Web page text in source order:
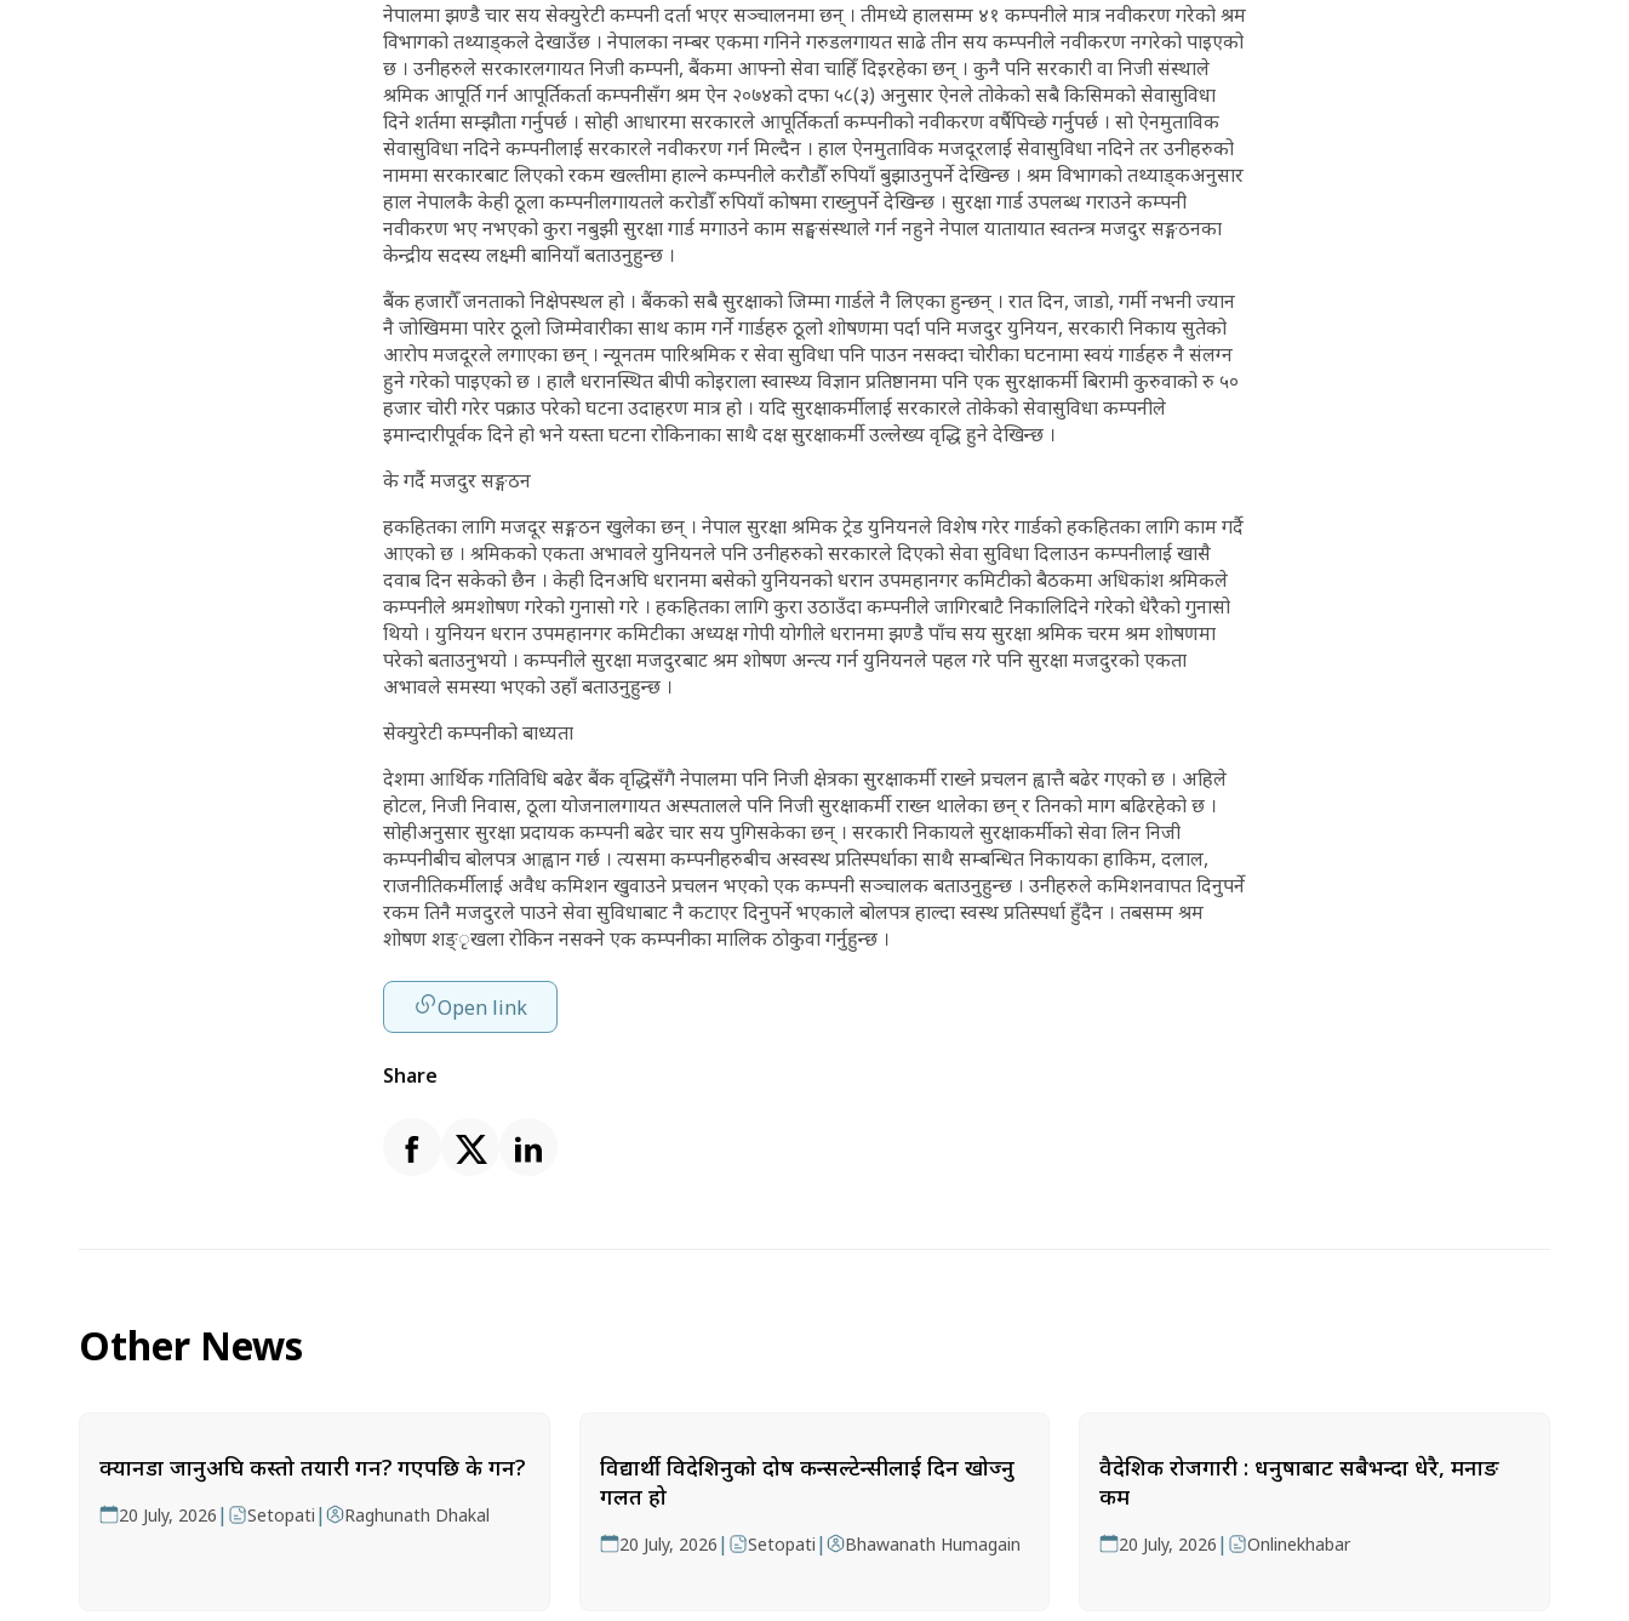
नेपालमा झण्डै चार सय सेक्युरेटी कम्पनी दर्ता भएर सञ्चालनमा छन् । तीमध्ये हालसम्म ४१ कम्पनीले मात्र नवीकरण गरेको श्रम
विभागको तथ्याड्कले देखाउँछ । नेपालका नम्बर एकमा गनिने गरुडलगायत साढे तीन सय कम्पनीले नवीकरण नगरेको पाइएको
छ । उनीहरुले सरकारलगायत निजी कम्पनी, बैंकमा आफ्नो सेवा चाहिँ दिइरहेका छन् । कुनै पनि सरकारी वा निजी संस्थाले
श्रमिक आपूर्ति गर्न आपूर्तिकर्ता कम्पनीसँग श्रम ऐन २०७४को दफा ५८(३) अनुसार ऐनले तोकेको सबै किसिमको सेवासुविधा
दिने शर्तमा सम्झौता गर्नुपर्छ । सोही आधारमा सरकारले आपूर्तिकर्ता कम्पनीको नवीकरण वर्षैपिच्छे गर्नुपर्छ । सो ऐनमुताविक
सेवासुविधा नदिने कम्पनीलाई सरकारले नवीकरण गर्न मिल्दैन । हाल ऐनमुताविक मजदूरलाई सेवासुविधा नदिने तर उनीहरुको
नाममा सरकारबाट लिएको रकम खल्तीमा हाल्ने कम्पनीले करौडौँ रुपियाँ बुझाउनुपर्ने देखिन्छ । श्रम विभागको तथ्याड्कअनुसार
हाल नेपालकै केही ठूला कम्पनीलगायतले करोडौँ रुपियाँ कोषमा राख्नुपर्ने देखिन्छ । सुरक्षा गार्ड उपलब्ध गराउने कम्पनी
नवीकरण भए नभएको कुरा नबुझी सुरक्षा गार्ड मगाउने काम सङ्घसंस्थाले गर्न नहुने नेपाल यातायात स्वतन्त्र मजदुर सङ्गठनका
केन्द्रीय सदस्य लक्ष्मी बानियाँ बताउनुहुन्छ ।
बैंक हजारौँ जनताको निक्षेपस्थल हो । बैंकको सबै सुरक्षाको जिम्मा गार्डले नै लिएका हुन्छन् । रात दिन, जाडो, गर्मी नभनी ज्यान
नै जोखिममा पारेर ठूलो जिम्मेवारीका साथ काम गर्ने गार्डहरु ठूलो शोषणमा पर्दा पनि मजदुर युनियन, सरकारी निकाय सुतेको
आरोप मजदूरले लगाएका छन् । न्यूनतम पारिश्रमिक र सेवा सुविधा पनि पाउन नसक्दा चोरीका घटनामा स्वयं गार्डहरु नै संलग्न
हुने गरेको पाइएको छ । हालै धरानस्थित बीपी कोइराला स्वास्थ्य विज्ञान प्रतिष्ठानमा पनि एक सुरक्षाकर्मी बिरामी कुरुवाको रु ५०
हजार चोरी गरेर पक्राउ परेको घटना उदाहरण मात्र हो । यदि सुरक्षाकर्मीलाई सरकारले तोकेको सेवासुविधा कम्पनीले
इमान्दारीपूर्वक दिने हो भने यस्ता घटना रोकिनाका साथै दक्ष सुरक्षाकर्मी उल्लेख्य वृद्धि हुने देखिन्छ ।
के गर्दै मजदुर सङ्गठन
हकहितका लागि मजदूर सङ्गठन खुलेका छन् । नेपाल सुरक्षा श्रमिक ट्रेड युनियनले विशेष गरेर गार्डको हकहितका लागि काम गर्दै
आएको छ । श्रमिकको एकता अभावले युनियनले पनि उनीहरुको सरकारले दिएको सेवा सुविधा दिलाउन कम्पनीलाई खासै
दवाब दिन सकेको छैन । केही दिनअघि धरानमा बसेको युनियनको धरान उपमहानगर कमिटीको बैठकमा अधिकांश श्रमिकले
कम्पनीले श्रमशोषण गरेको गुनासो गरे । हकहितका लागि कुरा उठाउँदा कम्पनीले जागिरबाटै निकालिदिने गरेको धेरैको गुनासो
थियो । युनियन धरान उपमहानगर कमिटीका अध्यक्ष गोपी योगीले धरानमा झण्डै पाँच सय सुरक्षा श्रमिक चरम श्रम शोषणमा
परेको बताउनुभयो । कम्पनीले सुरक्षा मजदुरबाट श्रम शोषण अन्त्य गर्न युनियनले पहल गरे पनि सुरक्षा मजदुरको एकता
अभावले समस्या भएको उहाँ बताउनुहुन्छ ।
सेक्युरेटी कम्पनीको बाध्यता
देशमा आर्थिक गतिविधि बढेर बैंक वृद्धिसँगै नेपालमा पनि निजी क्षेत्रका सुरक्षाकर्मी राख्ने प्रचलन ह्वात्तै बढेर गएको छ । अहिले
होटल, निजी निवास, ठूला योजनालगायत अस्पतालले पनि निजी सुरक्षाकर्मी राख्न थालेका छन् र तिनको माग बढिरहेको छ ।
सोहीअनुसार सुरक्षा प्रदायक कम्पनी बढेर चार सय पुगिसकेका छन् । सरकारी निकायले सुरक्षाकर्मीको सेवा लिन निजी
कम्पनीबीच बोलपत्र आह्वान गर्छ । त्यसमा कम्पनीहरुबीच अस्वस्थ प्रतिस्पर्धाका साथै सम्बन्धित निकायका हाकिम, दलाल,
राजनीतिकर्मीलाई अवैध कमिशन खुवाउने प्रचलन भएको एक कम्पनी सञ्चालक बताउनुहुन्छ । उनीहरुले कमिशनवापत दिनुपर्ने
रकम तिनै मजदुरले पाउने सेवा सुविधाबाट नै कटाएर दिनुपर्ने भएकाले बोलपत्र हाल्दा स्वस्थ प्रतिस्पर्धा हुँदैन । तबसम्म श्रम
शोषण शङ्ृखला रोकिन नसक्ने एक कम्पनीका मालिक ठोकुवा गर्नुहुन्छ ।
Open link
Share
Other News
क्यानडा जानुअघि कस्तो तयारी गर्ने? गएपछि के गर्ने?
20 July, 2026 | Setopati | Raghunath Dhakal
विद्यार्थी विदेशिनुको दोष कन्सल्टेन्सीलाई दिन खोज्नु
गलत हो
20 July, 2026 | Setopati | Bhawanath Humagain
वैदेशिक रोजगारी : धनुषाबाट सबैभन्दा धेरै, मनाङ
कम
20 July, 2026 | Onlinekhabar